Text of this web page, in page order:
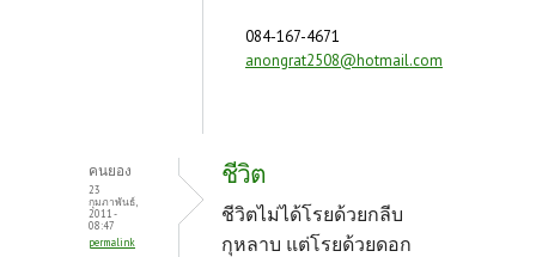
084-167-4671
anongrat2508@hotmail.com
คนยอง
23
กุมภาพันธ์,
2011 -
08:47
permalink
ชีวิต
ชีวิตไม่ได้โรยด้วยกลีบ
กุหลาบ แต่โรยด้วยดอก